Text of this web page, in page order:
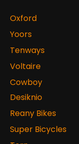
Oxford
Yoors
Tenways
Voltaire
Cowboy
Desiknio
Reany Bikes
Super Bicycles